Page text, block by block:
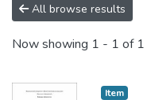
All browse results
Now showing 1 - 1 of 1
Item